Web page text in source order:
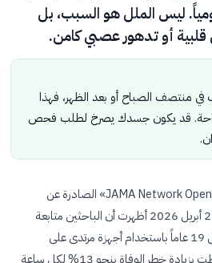
ليس الملل هو السبب، بل
أو تدهور عصبي كامن.
منتصف الصباح أو بعد الظهر، فهذا
قد يكون جسدك يصرخ لطلب فحص
الدراسة التي نُشرت في مجلة «JAMA Network Open» الصادرة عن
الجمعية الطبية الأمريكية في 22 أبريل 2026 أظهرت أن الباحثين متابعة
1300 شخص لفترة امتدت إلى 19 عاماً باستخدام أجهزة مرتدى على
المعصم. القيلولة الأطول ارتبطت بزيادة خطر الوفاة بنحو 13% لكل ساعة